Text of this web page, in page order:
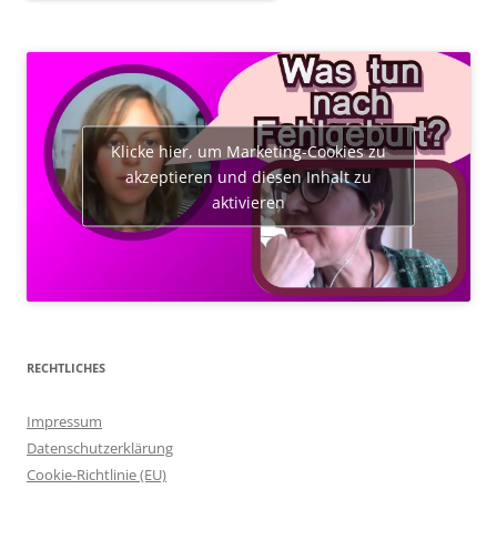
Klicke hier, um Marketing-Cookies zu
akzeptieren und diesen Inhalt zu
aktivieren
RECHTLICHES
Impressum
Datenschutzerklärung
Cookie-Richtlinie (EU)